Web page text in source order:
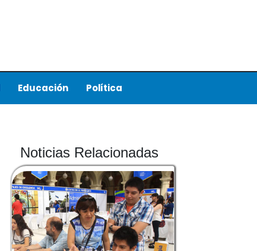
Educación Política
Noticias Relacionadas